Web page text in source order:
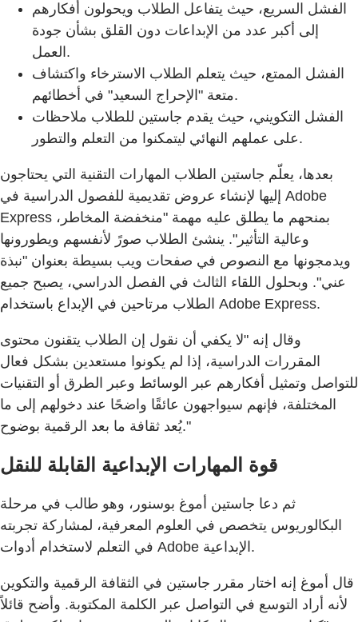
الفشل السريع، حيث يتفاعل الطلاب ويحولون أفكارهم
إلى أكبر عدد من الإبداعات دون القلق بشأن جودة
العمل.
الفشل الممتع، حيث يتعلم الطلاب الاسترخاء واكتشاف
متعة "الإحراج السعيد" في أخطائهم.
الفشل التكويني، حيث يقدم جاستين للطلاب ملاحظات
على عملهم النهائي ليتمكنوا من التعلم والتطور.
بعدها، يعلّم جاستين الطلاب المهارات التقنية التي يحتاجون
إليها لإنشاء عروض تقديمية للفصول الدراسية في Adobe
Express بمنحهم ما يطلق عليه مهمة "منخفضة المخاطر،
وعالية التأثير". ينشئ الطلاب صورً لأنفسهم ويطورونها
ويدمجونها مع النصوص في صفحات ويب بسيطة بعنوان "نبذة
عني". وبحلول اللقاء الثالث في الفصل الدراسي، يصبح جميع
الطلاب مرتاحين في الإبداع باستخدام Adobe Express.
وقال إنه "لا يكفي أن نقول إن الطلاب يتقنون محتوى
المقررات الدراسية، إذا لم يكونوا مستعدين بشكل فعال
للتواصل وتمثيل أفكارهم عبر الوسائط وعبر الطرق أو التقنيات
المختلفة، فإنهم سيواجهون عائقًا واضحًا عند دخولهم إلى ما
يُعد ثقافة ما بعد الرقمية بوضوح."
قوة المهارات الإبداعية القابلة للنقل
ثم دعا جاستين أموغ بوسنور، وهو طالب في مرحلة
البكالوريوس يتخصص في العلوم المعرفية، لمشاركة تجربته
في التعلم لاستخدام أدوات Adobe الإبداعية.
قال أموغ إنه اختار مقرر جاستين في الثقافة الرقمية والتكوين
لأنه أراد التوسع في التواصل عبر الكلمة المكتوبة. وأضح قائلاً